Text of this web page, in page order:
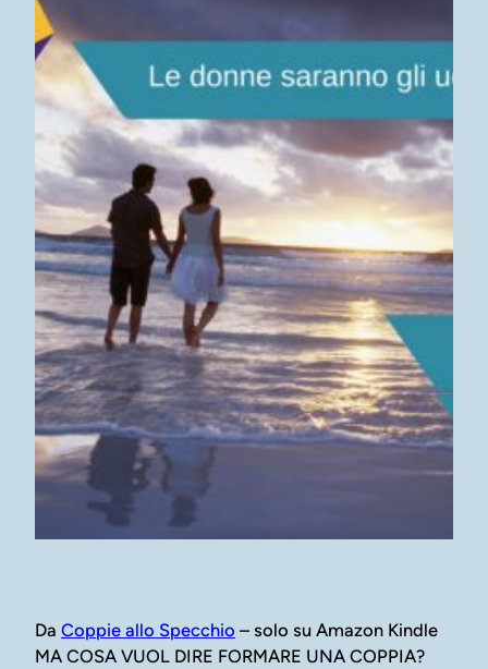
Da Coppie allo Specchio – solo su Amazon Kindle
MA COSA VUOL DIRE FORMARE UNA COPPIA?